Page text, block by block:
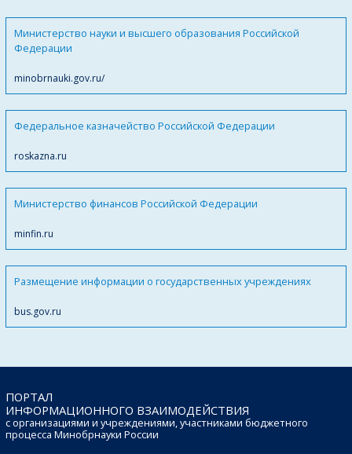
Министерство науки и высшего образования Российской
Федерации
minobrnauki.gov.ru/
Федеральное казначейство Российской Федерации
roskazna.ru
Министерство финансов Российской Федерации
minfin.ru
Размещение информации о государственных учреждениях
bus.gov.ru
ПОРТАЛ
ИНФОРМАЦИОННОГО ВЗАИМОДЕЙСТВИЯ
с организациями и учреждениями, участниками бюджетного
процесса Минобрнауки России